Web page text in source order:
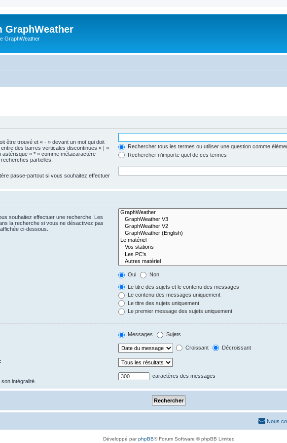
GraphWeather
GraphWeather
être trouvé et « - » devant un mot qui doit
des barres verticales discontinues « | »
« * » comme métacaractère
partielles.
Rechercher tous les termes ou utiliser une question comme
Rechercher n’importe quel de ces termes
passe-partout si vous souhaitez effectuer
souhaitez effectuer une recherche. Les
la recherche si vous ne désactivez pas
ci-dessous.
Oui Non
Le titre des sujets et le contenu des messages
Le contenu des messages uniquement
Le titre des sujets uniquement
Le premier message des sujets uniquement
Messages Sujets
Croissant Décroissant
intégralité.
caractères des messages
Nous
Développé parphpBB® Forum Software © phpBB Limited